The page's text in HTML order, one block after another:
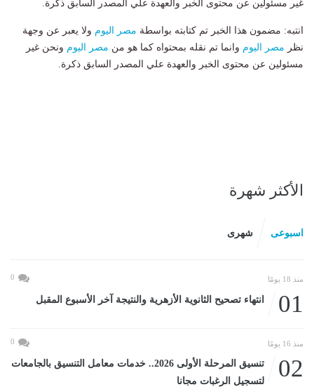
غير مسئولين عن محتوى الخبر والعهدة علي المصدر السابق ذكرة.
انتبه: مضمون هذا الخبر تم كتابته بواسطة مصر اليوم ولا يعبر عن وجهة
نظر مصر اليوم وانما تم نقله بمحتواه كما هو من مصر اليوم ونحن غير
مسئولين عن محتوى الخبر والعهدة علي المصدر السابق ذكرة.
الأكثر شهرة
اسبوعى شهرى
منذ 18 يومًا 0
01 انتهاء تصحيح الثانوية الأزهرية والنتيجة آخر الأسبوع المقبل
منذ 16 يومًا 0
02
تنسيق المرحلة الأولى 2026.. خدمات معامل التنسيق بالجامعات
لتسجيل الرغبات مجانا